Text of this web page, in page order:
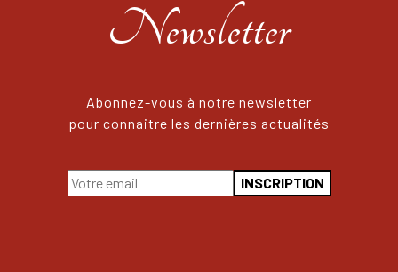
Newsletter
Abonnez-vous à notre newsletter
pour connaitre les dernières actualités